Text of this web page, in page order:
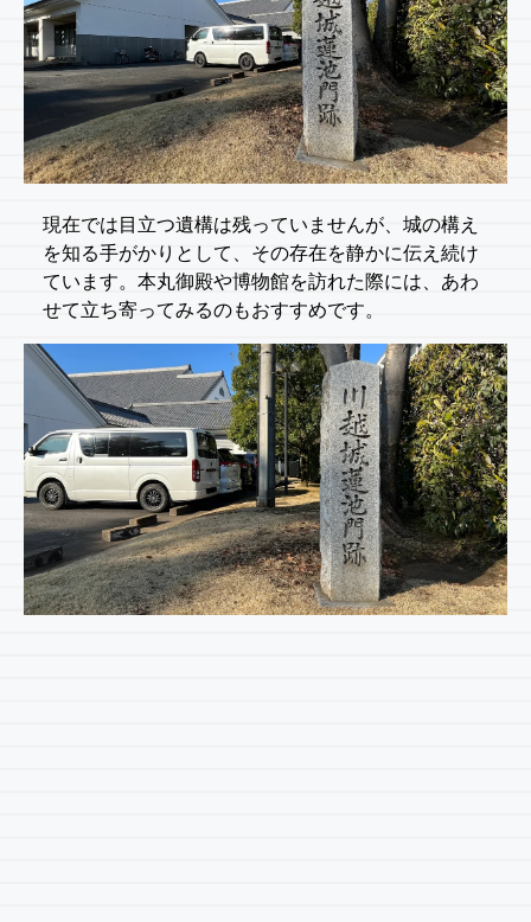
現在では目立つ遺構は残っていませんが、城の構え
を知る手がかりとして、その存在を静かに伝え続け
ています。本丸御殿や博物館を訪れた際には、あわ
せて立ち寄ってみるのもおすすめです。